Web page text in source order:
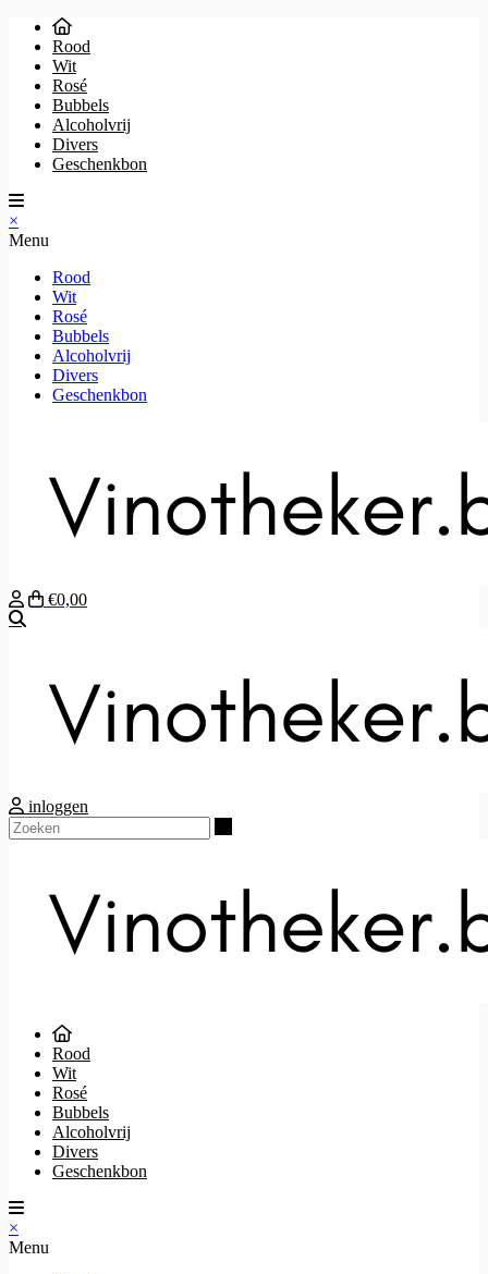
Rood
Wit
Rosé
Bubbels
Alcoholvrij
Divers
Geschenkbon
×
Menu
Rood
Wit
Rosé
Bubbels
Alcoholvrij
Divers
Geschenkbon
€0,00
inloggen
Rood
Wit
Rosé
Bubbels
Alcoholvrij
Divers
Geschenkbon
×
Menu